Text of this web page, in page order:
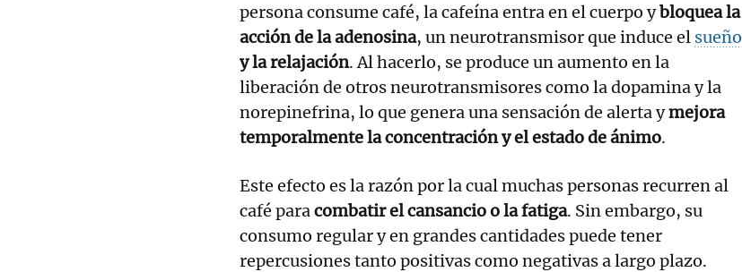
persona consume café, la cafeína entra en el cuerpo ybloquea la
acción de la adenosina, un neurotransmisor que induce el sueño
y la relajación. Al hacerlo, se produce un aumento en la
liberación de otros neurotransmisores como la dopamina y la
norepinefrina, lo que genera una sensación de alerta ymejora
temporalmente la concentración y el estado de ánimo.
Este efecto es la razón por la cual muchas personas recurren al
café paracombatir el cansancio o la fatiga. Sin embargo, su
consumo regular y en grandes cantidades puede tener
repercusiones tanto positivas como negativas a largo plazo.